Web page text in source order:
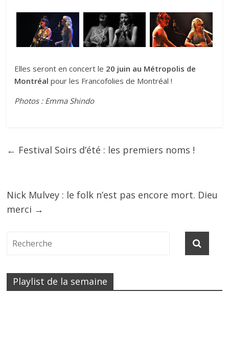
Elles seront en concert le 20 juin au Métropolis de
Montréal pour les Francofolies de Montréal !
Photos : Emma Shindo
← Festival Soirs d’été : les premiers noms !
Nick Mulvey : le folk n’est pas encore mort. Dieu
merci →
Playlist de la semaine